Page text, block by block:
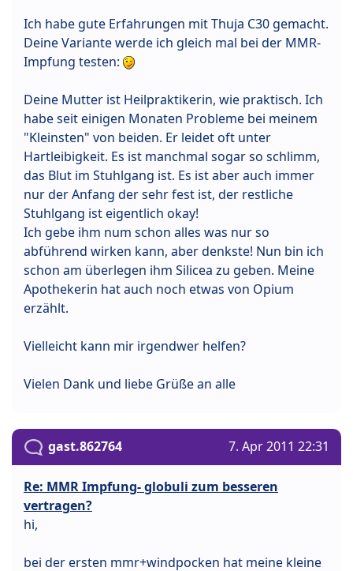
Ich habe gute Erfahrungen mit Thuja C30 gemacht.
Deine Variante werde ich gleich mal bei der MMR-
Impfung testen:
Deine Mutter ist Heilpraktikerin, wie praktisch. Ich
habe seit einigen Monaten Probleme bei meinem
"Kleinsten" von beiden. Er leidet oft unter
Hartleibigkeit. Es ist manchmal sogar so schlimm,
das Blut im Stuhlgang ist. Es ist aber auch immer
nur der Anfang der sehr fest ist, der restliche
Stuhlgang ist eigentlich okay!
Ich gebe ihm num schon alles was nur so
abführend wirken kann, aber denkste! Nun bin ich
schon am überlegen ihm Silicea zu geben. Meine
Apothekerin hat auch noch etwas von Opium
erzählt.
Vielleicht kann mir irgendwer helfen?
Vielen Dank und liebe Grüße an alle
gast.862764 7. Apr 2011 22:31
Re: MMR Impfung- globuli zum besseren
vertragen?
hi,
bei der ersten mmr+windpocken hat meine kleine